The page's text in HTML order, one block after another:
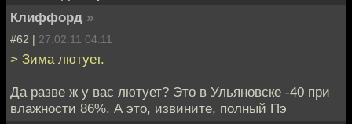
Клиффорд »
#62 | 27.02.11 04:11
> Зима лютует.
Да разве ж у вас лютует? Это в Ульяновске -40 при
влажности 86%. А это, извините, полный Пэ